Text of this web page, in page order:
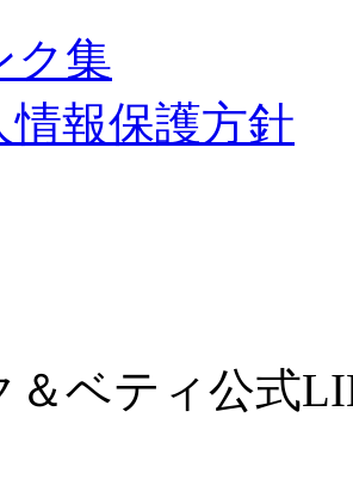
ク集
情報保護方針
＆ベティ公式